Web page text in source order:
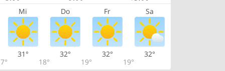
Mi Do Fr Sa
31°
18°
32°
19°
32°
19°
32°